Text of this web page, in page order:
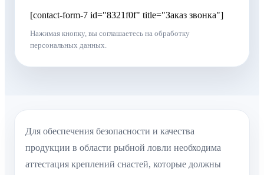
[contact-form-7 id="8321f0f" title="Заказ звонка"]
Нажимая кнопку, вы соглашаетесь на обработку
персональных данных.
Для обеспечения безопасности и качества
продукции в области рыбной ловли необходима
аттестация креплений снастей, которые должны